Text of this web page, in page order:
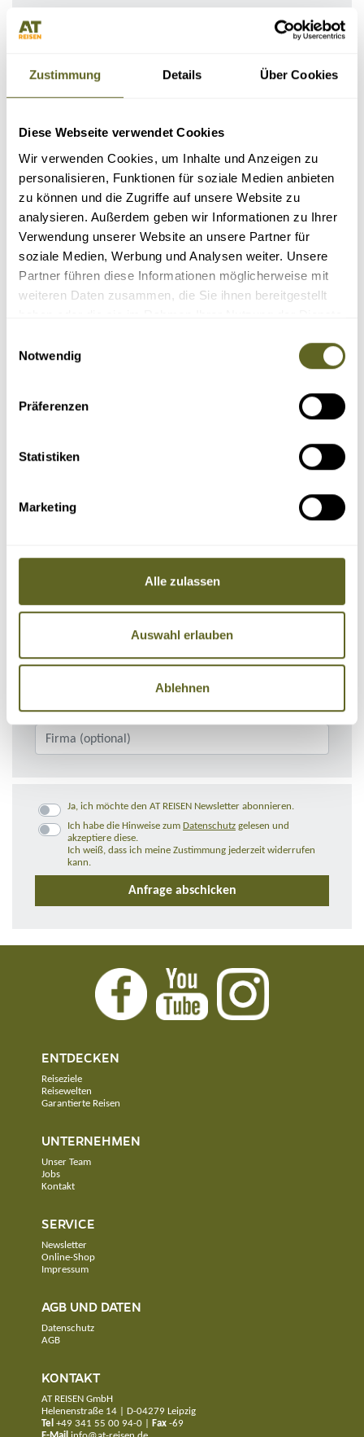
Zustimmung Details Über Cookies
Diese Webseite verwendet Cookies
Wir verwenden Cookies, um Inhalte und Anzeigen zu
personalisieren, Funktionen für soziale Medien anbieten
zu können und die Zugriffe auf unsere Website zu
analysieren. Außerdem geben wir Informationen zu Ihrer
Verwendung unserer Website an unsere Partner für
soziale Medien, Werbung und Analysen weiter. Unsere
Partner führen diese Informationen möglicherweise mit
weiteren Daten zusammen, die Sie ihnen bereitgestellt
Notwendig
Präferenzen
Statistiken
Marketing
Alle zulassen
Auswahl erlauben
Ablehnen
KONTAKTDATEN
Ja, ich möchte den AT REISEN Newsletter abonnieren.
Ich habe die Hinweise zum Datenschutz gelesen und
akzeptiere diese.
Ich weiß, dass ich meine Zustimmung jederzeit widerrufen
kann.
ENTDECKEN
Reiseziele
Reisewelten
Garantierte Reisen
UNTERNEHMEN
Unser Team
Jobs
Kontakt
SERVICE
Newsletter
Online-Shop
Impressum
AGB UND DATEN
Datenschutz
AGB
KONTAKT
AT REISEN GmbH
Helenenstraße 14 | D-04279 Leipzig
Tel +49 341 55 00 94-0 Fax -69